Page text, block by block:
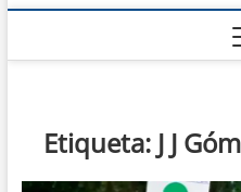
Etiqueta: J J